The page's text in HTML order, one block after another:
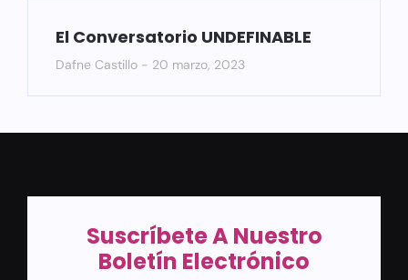
El Conversatorio UNDEFINABLE
Dafne Castillo 20 marzo, 2023
Suscríbete A Nuestro
Boletín Electrónico